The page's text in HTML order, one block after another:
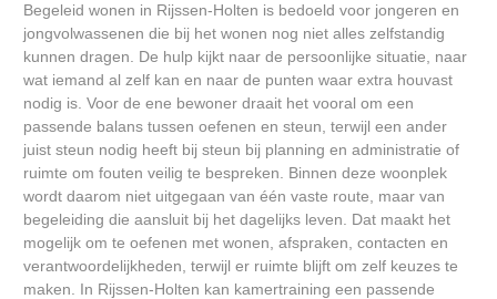
Begeleid wonen in Rijssen-Holten is bedoeld voor jongeren en
jongvolwassenen die bij het wonen nog niet alles zelfstandig
kunnen dragen. De hulp kijkt naar de persoonlijke situatie, naar
wat iemand al zelf kan en naar de punten waar extra houvast
nodig is. Voor de ene bewoner draait het vooral om een
passende balans tussen oefenen en steun, terwijl een ander
juist steun nodig heeft bij steun bij planning en administratie of
ruimte om fouten veilig te bespreken. Binnen deze woonplek
wordt daarom niet uitgegaan van één vaste route, maar van
begeleiding die aansluit bij het dagelijks leven. Dat maakt het
mogelijk om te oefenen met wonen, afspraken, contacten en
verantwoordelijkheden, terwijl er ruimte blijft om zelf keuzes te
maken. In Rijssen-Holten kan kamertraining een passende